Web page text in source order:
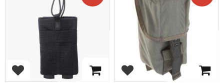
Add to favorites Add to favorites